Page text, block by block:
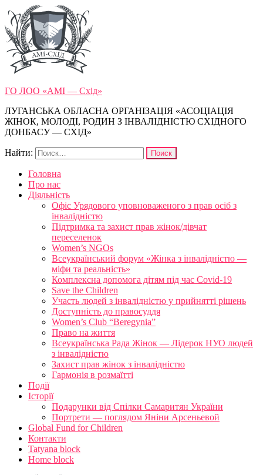
ГО ЛОО «АМІ — Схід»
ЛУГАНСЬКА ОБЛАСНА ОРГАНІЗАЦІЯ «АСОЦІАЦІЯ
ЖІНОК, МОЛОДІ, РОДИН З ІНВАЛІДНІСТЮ СХІДНОГО
ДОНБАСУ — СХІД»
Найти:
Головна
Про нас
Діяльність
Офіс Урядового уповноваженого з прав осіб з
інвалідністю
Підтримка та захист прав жінок/дівчат
переселенок
Women’s NGOs
Всеукраїнський форум «Жінка з інвалідністю —
міфи та реальність»
Комплексна допомога дітям під час Covid-19
Save the Children
Участь людей з інвалідністю у прийнятті рішень
Доступність до правосуддя
Women’s Club “Beregynia”
Право на життя
Всеукраїнська Рада Жінок — Лідерок НУО людей
з інвалідністю
Захист прав жінок з інвалідністю
Гармонія в розмаїтті
Події
Історії
Подарунки від Спілки Самаритян України
Портрети — поглядом Яніни Арсеньевой
Global Fund for Children
Контакти
Tatyana block
Home block